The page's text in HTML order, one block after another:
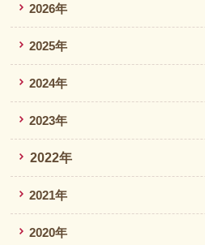
2026年
2025年
2024年
2023年
2022年
2021年
2020年